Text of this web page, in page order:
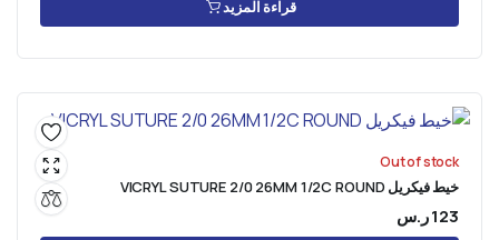
قراءة المزيد
Out of stock
خيط فيكريل VICRYL SUTURE 2/0 26MM 1/2C ROUND
123ر.س